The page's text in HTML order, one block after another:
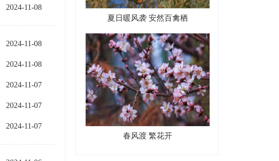
2024-11-08
2024-11-08
2024-11-08
2024-11-07
2024-11-07
2024-11-07
夏日暖风袭 安然百禽栖
春风渡 繁花开